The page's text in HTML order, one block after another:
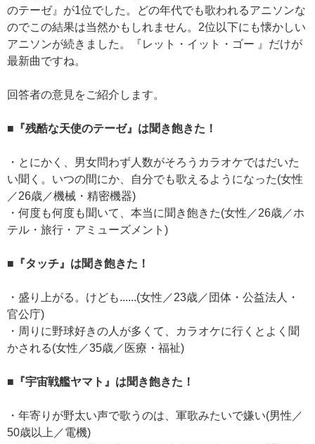
のテーゼ』が1位でした。どの年代でも歌われるアニソンな
のでこの結果は当然かもしれません。2位以下にも懐かしい
アニソンが続きました。『レット・イット・ゴー 』だけが
最新曲ですね。
回答者の意見をご紹介します。
■『残酷な天使のテーゼ』は聞き飽きた！
・とにかく、男女問わず人数がそろうカラオケではだいた
い聞く。いつの間にか、自分でも歌えるようになった(女性
／26歳／機械・精密機器)
・何度も何度も聞いて、本当に聞き飽きた(女性／26歳／ホ
テル・旅行・アミューズメント)
■『タッチ』は聞き飽きた！
・盛り上がる。けども......(女性／23歳／団体・公益法人・
官公庁)
・周りに野球好きの人が多くて、カラオケに行くとよく聞
かされる(女性／35歳／医療・福祉)
■『宇宙戦艦ヤマト』は聞き飽きた！
・年寄りが野太い声で歌うのは、軍歌みたいで嫌い(男性／
50歳以上／電機)